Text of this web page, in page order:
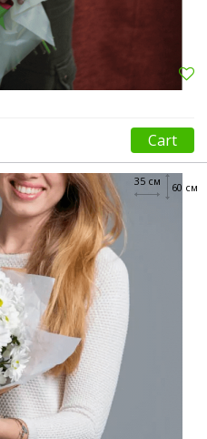
Cart
60 см
35 см